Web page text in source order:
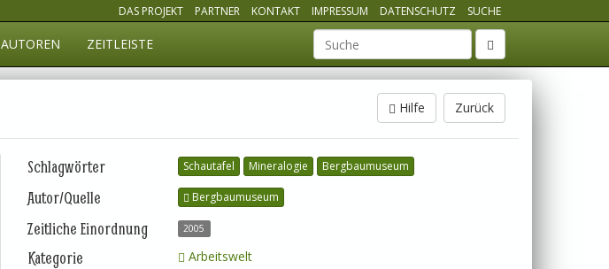
DAS PROJEKT PARTNER KONTAKT IMPRESSUM DATENSCHUTZ SUCHE
AUTOREN ZEITLEISTE Suchbegriff
Zurück
Hilfe
Schlagwörter Schautafel Mineralogie Bergbaumuseum
Autor/Quelle Bergbaumuseum
Zeitliche Einordnung 2005
Kategorie
Arbeitswelt